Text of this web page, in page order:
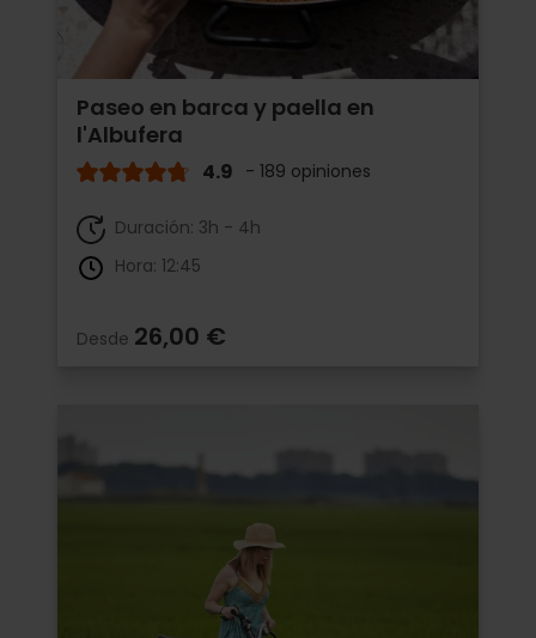
Paseo en barca y paella en
l'Albufera
4.9 - 189 opiniones
Duración: 3h - 4h
Hora: 12:45
Desde 26,00 €